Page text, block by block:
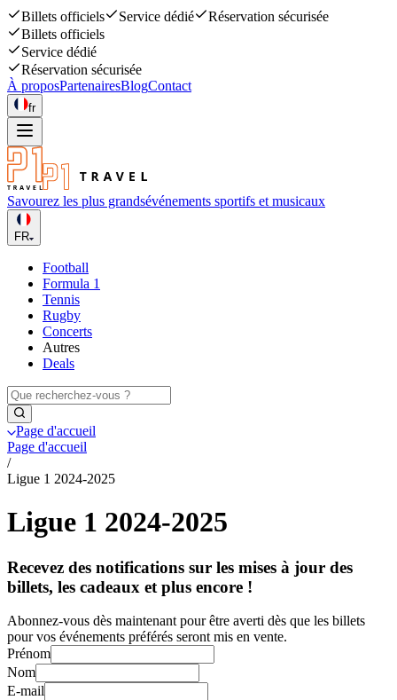
Billets officiels Service dédié
Réservation sécurisée
Billets officiels
Service dédié
Réservation sécurisée
À proposPartenairesBlogContact
fr
Savourez les plus grandsévénements sportifs et musicaux
FR
Football
Formula 1
Tennis
Rugby
Concerts
Autres
Deals
Page d'accueil
Page d'accueil
/
Ligue 1 2024-2025
Ligue 1 2024-2025
Recevez des notifications sur les mises à jour des
billets, les cadeaux et plus encore !
Abonnez-vous dès maintenant pour être averti dès que les billets
pour vos événements préférés seront mis en vente.
Prénom
Nom
E-mail